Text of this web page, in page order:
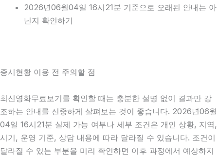
2026년06월04일 16시21분 기준으로 오래된 안내는 아
닌지 확인하기
증시현황 이용 전 주의할 점
최신영화무료보기를 확인할 때는 충분한 설명 없이 결과만 강
조하는 안내를 신중하게 살펴보는 것이 좋습니다. 2026년06월
04일 16시21분 실제 가능 여부나 세부 조건은 개인 상황, 지역,
시기, 운영 기준, 상담 내용에 따라 달라질 수 있습니다. 조건이
달라질 수 있는 부분을 미리 확인하면 이후 과정에서 예상하지